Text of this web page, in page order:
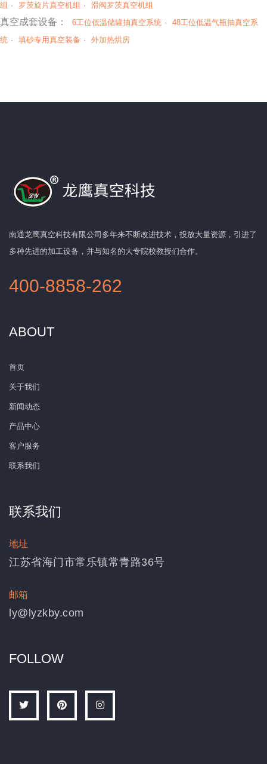
组 · 罗茨旋片真空机组 · 滑阀罗茨真空机组
真空成套设备： 6工位低温储罐抽真空系统 ·
48工位低温气瓶抽真空系
统 · 填砂专用真空装备 · 外加热烘房
南通龙鹰真空科技有限公司多年来不断改进技术，投放大量资源，引进了
多种先进的加工设备，并与知名的大专院校教授们合作。
400-8858-262
ABOUT
首页
关于我们
新闻动态
产品中心
客户服务
联系我们
联系我们
地址
江苏省海门市常乐镇常青路36号
邮箱
ly@lyzkby.com
FOLLOW